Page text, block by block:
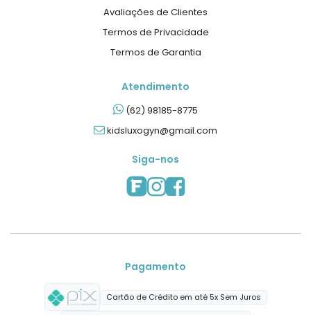
Avaliações de Clientes
Termos de Privacidade
Termos de Garantia
Atendimento
(62) 98185-8775
kidsluxogyn@gmail.com
Siga-nos
Pagamento
Cartão de Crédito em até 5x Sem Juros